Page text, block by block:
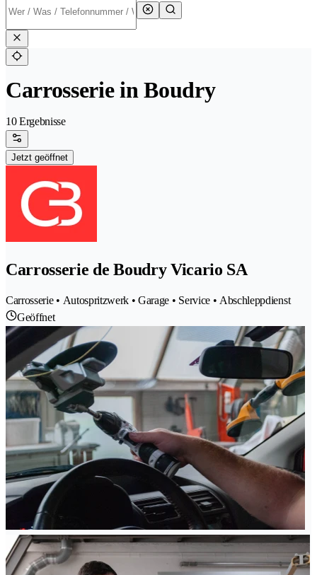
Carrosserie in Boudry
10 Ergebnisse
Jetzt geöffnet
Carrosserie de Boudry Vicario SA
Carrosserie • Autospritzwerk • Garage • Service • Abschleppdienst
Geöffnet